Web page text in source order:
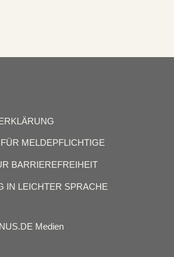
MELDEPFLICHTIGE
BARRIEREFREIHEIT
IN LEICHTER SPRACHE
Medien